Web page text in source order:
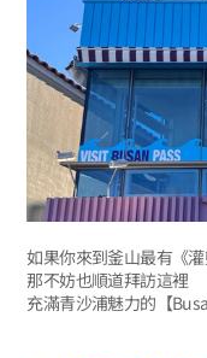
如果你來到釜山最有《
那不妨也順道拜訪這裡
充滿青沙浦魅力的【